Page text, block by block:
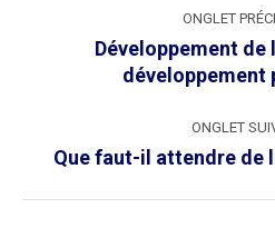
commentaire
ONGLET
Développement de
développement
ONGLET
Que faut-il attendre de